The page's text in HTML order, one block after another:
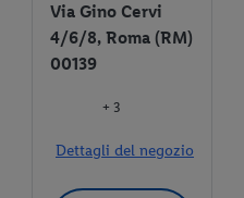
Via Gino Cervi
4/6/8, Roma (RM)
00139
+ 3
Dettagli del negozio